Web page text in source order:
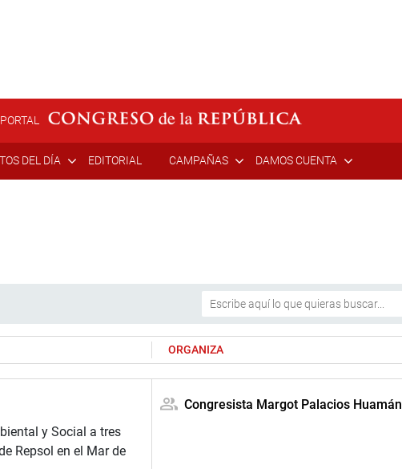
PORTAL
DEL DÍA EDITORIAL CAMPAÑAS DAMOS CUENTA
ORGANIZA
y Social a tres
Repsol en el Mar de
Congresista Margot Palacios Huamán